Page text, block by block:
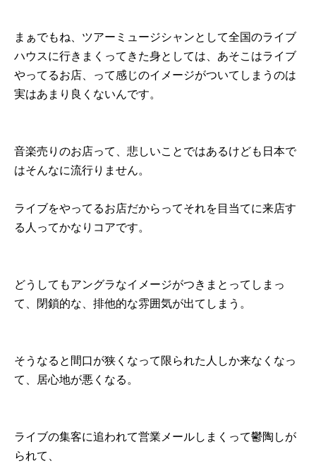
まぁでもね、ツアーミュージシャンとして全国のライブ
ハウスに行きまくってきた身としては、あそこはライブ
やってるお店、って感じのイメージがついてしまうのは
実はあまり良くないんです。
音楽売りのお店って、悲しいことではあるけども日本で
はそんなに流行りません。
ライブをやってるお店だからってそれを目当てに来店す
る人ってかなりコアです。
どうしてもアングラなイメージがつきまとってしまっ
て、閉鎖的な、排他的な雰囲気が出てしまう。
そうなると間口が狭くなって限られた人しか来なくなっ
て、居心地が悪くなる。
ライブの集客に追われて営業メールしまくって鬱陶しが
られて、